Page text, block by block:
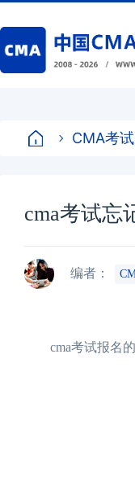
CMA考试
cma考试忘
编者：
cma考试报名的